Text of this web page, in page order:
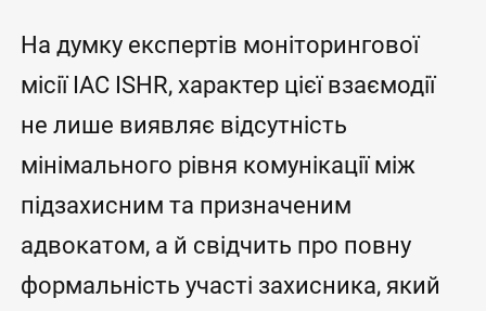
На думку експертів моніторингової
місії IAC ISHR, характер цієї взаємодії
не лише виявляє відсутність
мінімального рівня комунікації між
підзахисним та призначеним
адвокатом, а й свідчить про повну
формальність участі захисника, який